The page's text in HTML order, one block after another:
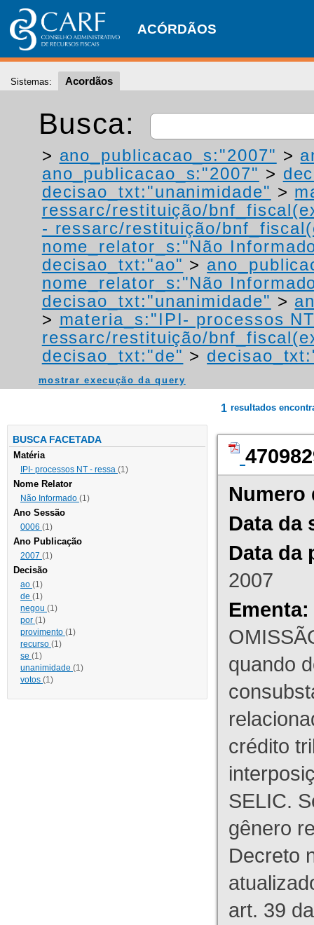
ACÓRDÃOS
Sistemas: Acordãos
Busca:
> ano_publicacao_s:"2007" >
ano_publicacao_s:"2007" >
decisao_txt:"unanimidade" >
ressarc/restituição/
- ressarc/restituição/
nome_relator_s:"Não
decisao_txt:"ao" >
nome_relator_s:"Não
decisao_txt:"unanimidade" >
> materia_s:"IPI- processos
ressarc/restituição/
decisao_txt:"de" >
mostrar execução da query
BUSCA FACETADA
Matéria
IPI- processos NT - ressa (1)
Nome Relator
Não Informado (1)
Ano Sessão
0006 (1)
Ano Publicação
2007 (1)
Decisão
ao (1)
de (1)
negou (1)
por (1)
provimento (1)
recurso (1)
se (1)
unanimidade (1)
votos (1)
1 resultados
Numero
Data da
Data da
2007
Ementa:
quando
crédito
SELIC.
gênero
Decreto
art. 39